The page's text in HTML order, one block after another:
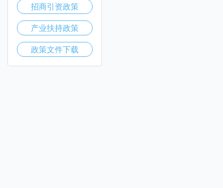
招商引资政策
产业扶持政策
政策文件下载